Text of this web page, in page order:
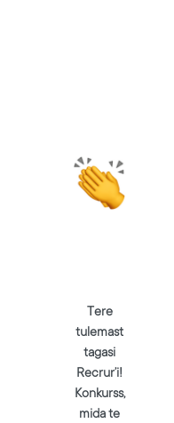
Tere
tulemast
tagasi
Recrur’i!
Konkurss,
mida te